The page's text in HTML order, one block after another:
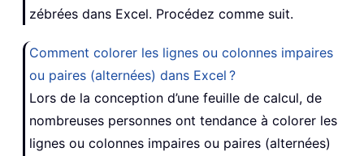
zébrées dans Excel. Procédez comme suit.
Comment colorer les lignes ou colonnes impaires
ou paires (alternées) dans Excel ?
Lors de la conception d’une feuille de calcul, de
nombreuses personnes ont tendance à colorer les
lignes ou colonnes impaires ou paires (alternées)